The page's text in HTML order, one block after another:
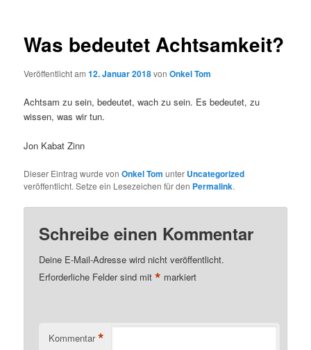
Was bedeutet Achtsamkeit?
Veröffentlicht am12. Januar 2018vonOnkel Tom
Achtsam zu sein, bedeutet, wach zu sein. Es bedeutet, zu
wissen, was wir tun.
Jon Kabat Zinn
Dieser Eintrag wurde vonOnkel Tom unter Uncategorized
veröffentlicht. Setze ein Lesezeichen für den Permalink.
Schreibe einen Kommentar
Deine E-Mail-Adresse wird nicht veröffentlicht.
Erforderliche Felder sind mit* markiert
Kommentar *